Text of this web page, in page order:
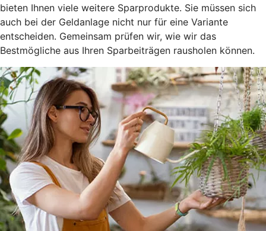
bieten Ihnen viele weitere Sparprodukte. Sie müssen sich
auch bei der Geldanlage nicht nur für eine Variante
entscheiden. Gemeinsam prüfen wir, wie wir das
Bestmögliche aus Ihren Sparbeiträgen rausholen können.